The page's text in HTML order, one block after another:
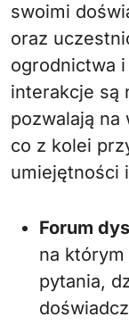
swoimi
oraz
ogrodnictwa
interakcje są
pozwalają na
co z kolei
umiejętności
Forum
na
pytania,